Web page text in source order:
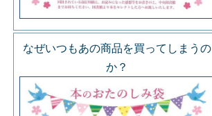
なぜいつもあの商品を買ってしまうの
か？